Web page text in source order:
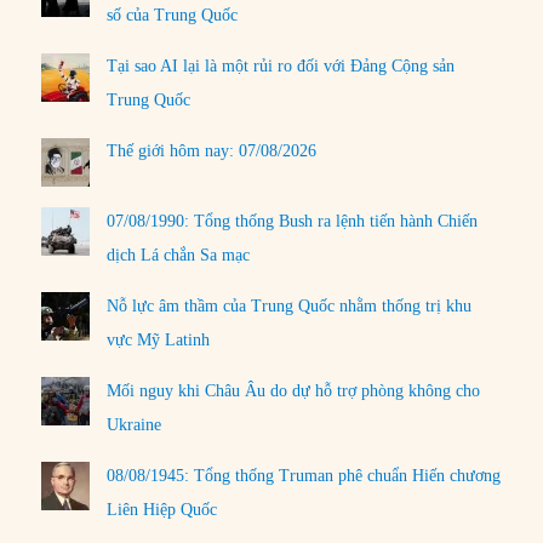
số của Trung Quốc
Tại sao AI lại là một rủi ro đối với Đảng Cộng sản
Trung Quốc
Thế giới hôm nay: 07/08/2026
07/08/1990: Tổng thống Bush ra lệnh tiến hành Chiến
dịch Lá chắn Sa mạc
Nỗ lực âm thầm của Trung Quốc nhằm thống trị khu
vực Mỹ Latinh
Mối nguy khi Châu Âu do dự hỗ trợ phòng không cho
Ukraine
08/08/1945: Tổng thống Truman phê chuẩn Hiến chương
Liên Hiệp Quốc